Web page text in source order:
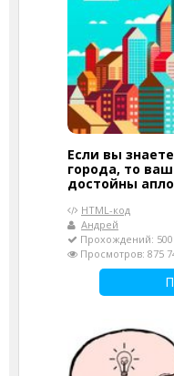
Если вы
города, то
достойны
HTML-код
Андрей
Прохождений: 500
Просмотров: 875